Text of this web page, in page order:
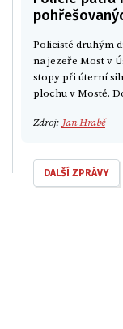
Policisté druhým
na jezeře Most v
stopy při úterní
plochu v Mostě.
Zdroj: Jan Hrabě
DALŠÍ ZPRÁVY